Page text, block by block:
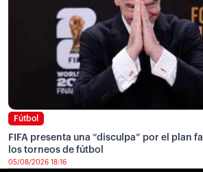
Fútbol
FIFA presenta una “disculpa” por el plan
los torneos de fútbol
05/08/2026 18:16